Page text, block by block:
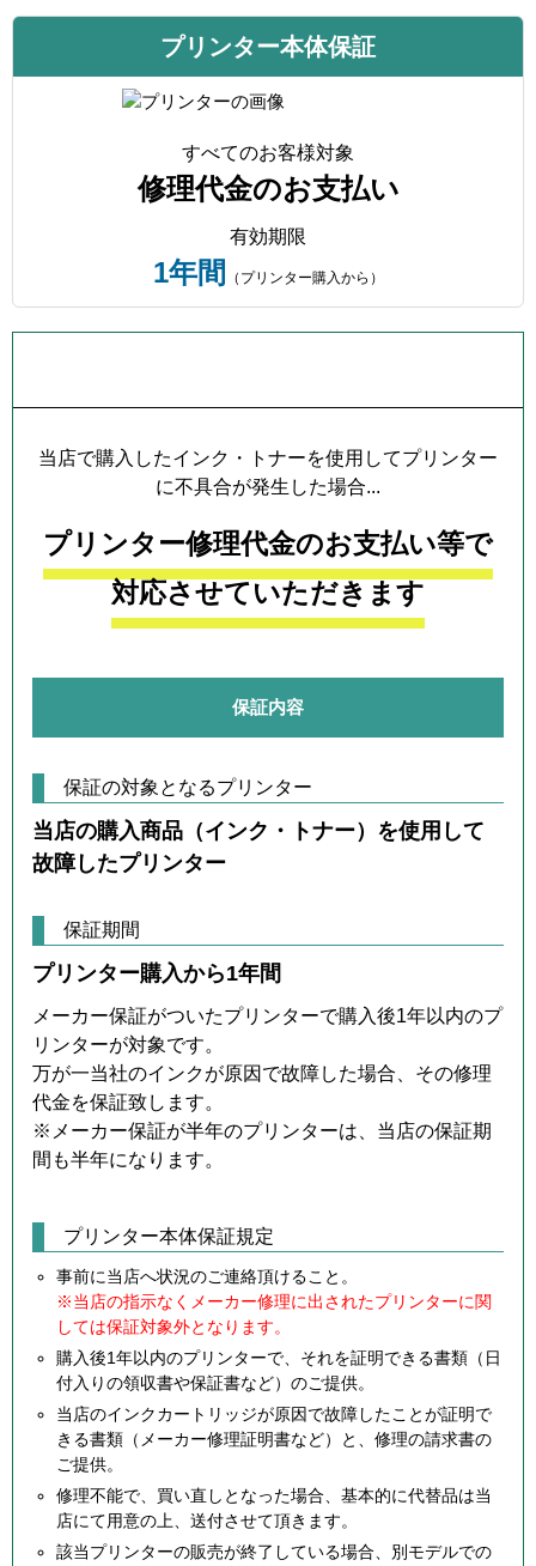
プリンター本体保証
すべてのお客様対象
修理代金のお支払い
有効期限
1年間 （プリンター購入から）
当店で購入したインク・トナーを使用してプリンター
に不具合が発生した場合...
プリンター修理代金のお支払い等で
対応させていただきます
保証内容
保証の対象となるプリンター
当店の購入商品（インク・トナー）を使用して
故障したプリンター
保証期間
プリンター購入から1年間
メーカー保証がついたプリンターで購入後1年以内のプ
リンターが対象です。
万が一当社のインクが原因で故障した場合、その修理
代金を保証致します。
※メーカー保証が半年のプリンターは、当店の保証期
間も半年になります。
プリンター本体保証規定
事前に当店へ状況のご連絡頂けること。
※当店の指示なくメーカー修理に出されたプリンターに関
しては保証対象外となります。
購入後1年以内のプリンターで、それを証明できる書類（日
付入りの領収書や保証書など）のご提供。
当店のインクカートリッジが原因で故障したことが証明で
きる書類（メーカー修理証明書など）と、修理の請求書の
ご提供。
修理不能で、買い直しとなった場合、基本的に代替品は当
店にて用意の上、送付させて頂きます。
該当プリンターの販売が終了している場合、別モデルでの